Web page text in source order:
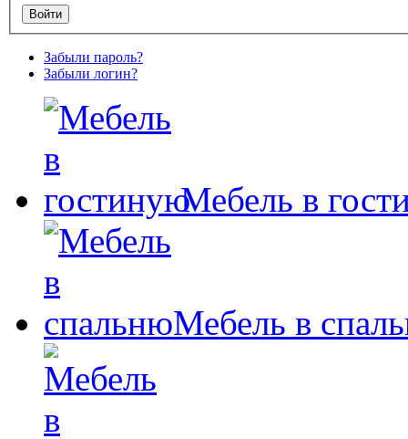
Забыли пароль?
Забыли логин?
Мебель в
Мебель в